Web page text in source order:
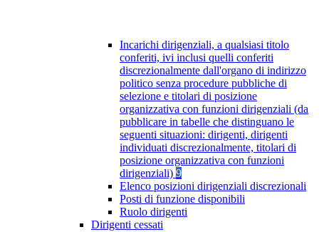
Incarichi dirigenziali, a qualsiasi titolo
conferiti, ivi inclusi quelli conferiti
discrezionalmente dall'organo di indirizzo
politico senza procedure pubbliche di
selezione e titolari di posizione
organizzativa con funzioni dirigenziali (da
pubblicare in tabelle che distinguano le
seguenti situazioni: dirigenti, dirigenti
individuati discrezionalmente, titolari di
posizione organizzativa con funzioni
dirigenziali) 9
Elenco posizioni dirigenziali discrezionali
Posti di funzione disponibili
Ruolo dirigenti
Dirigenti cessati